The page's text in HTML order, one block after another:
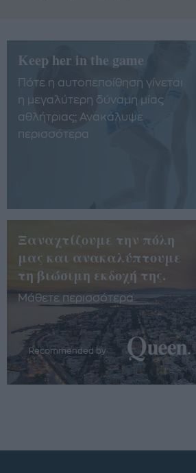
Keep her in the game
Πότε η αυτοπεποίθηση γίνεται
η μεγαλύτερη δύναμη μίας
αθλήτριας; Ανακάλυψε
περισσότερα
Ξαναχτίζουμε την πόλη
μας και ανακαλύπτουμε
τη βιώσιμη εκδοχή της.
Μάθετε περισσότερα
Recommended by